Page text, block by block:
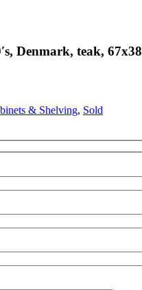
Denmark, teak,
& Shelving, Sold